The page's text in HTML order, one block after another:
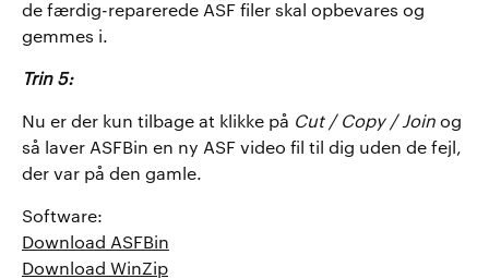
de færdig-reparerede ASF filer skal opbevares og
gemmes i.
Trin 5:
Nu er der kun tilbage at klikke på Cut / Copy / Join og
så laver ASFBin en ny ASF video fil til dig uden de fejl,
der var på den gamle.
Software:
Download ASFBin
Download WinZip